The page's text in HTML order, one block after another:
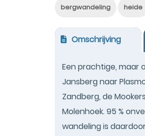
bergwandeling heide
Omschrijving
Een prachtige, maar
Jansberg naar
Zandberg, de
Molenhoek. 95 %
wandeling is